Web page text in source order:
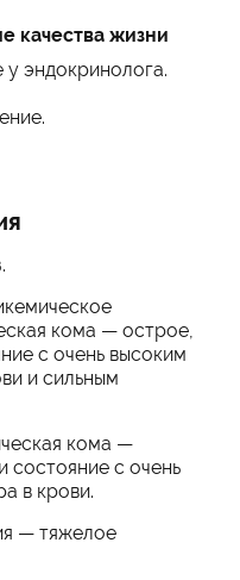
качества жизни
эндокринолога.
кома — острое,
с очень высоким
и сильным
кома —
с очень
в крови.
— тяжелое